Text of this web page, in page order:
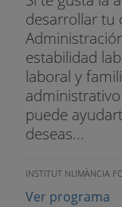
desarrollar tu
estabilidad
laboral y
puede
deseas...
INSTITUT NUMÀNCIA
Ver programa